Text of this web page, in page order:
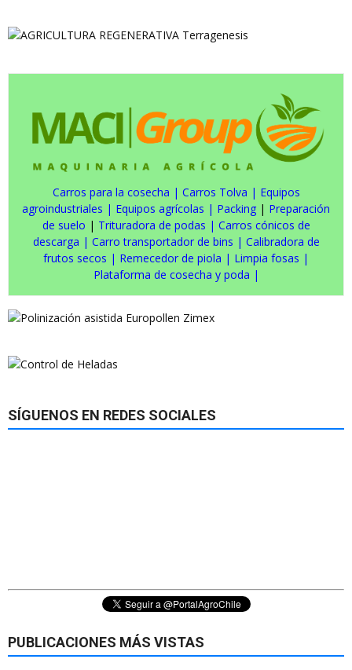
Carros para la cosecha | Carros Tolva | Equipos
agroindustriales | Equipos agrícolas | Packing | Preparación
de suelo | Trituradora de podas | Carros cónicos de
descarga | Carro transportador de bins | Calibradora de
frutos secos | Remecedor de piola | Limpia fosas |
Plataforma de cosecha y poda |
SÍGUENOS EN REDES SOCIALES
PUBLICACIONES MÁS VISTAS